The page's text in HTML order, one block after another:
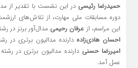
حمیدرضا رئیسی در این نشست با تقدیر از
دوره مسابقات ملی مهارت، از تلاش‌های
این مراسم، از عرفان رحیمی مدال‌آور برنز در
احسان هادی‌زادهدارنده مدالیون برتری در
امیررضا حسنی دارنده مدالیون برتری در
عمل آمد.